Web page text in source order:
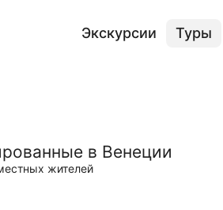
Экскурсии Туры
в Венеции
жителей